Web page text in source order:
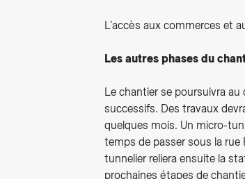
L’accès aux commerces et
Les autres phases du
Le chantier se poursuivra
successifs. Des travaux
quelques mois. Un micro-
temps de passer sous la rue
tunnelier reliera ensuite la
prochaines étapes de